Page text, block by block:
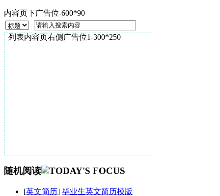
内容页下广告位-600*90
列表内容页右侧广告位1-300*250
随机阅读
[英文简历] 毕业生英文简历模版